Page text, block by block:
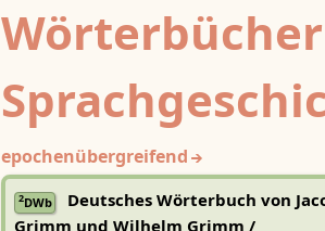
epochenübergreifend
2DWb
Deutsches Wörterbuch von